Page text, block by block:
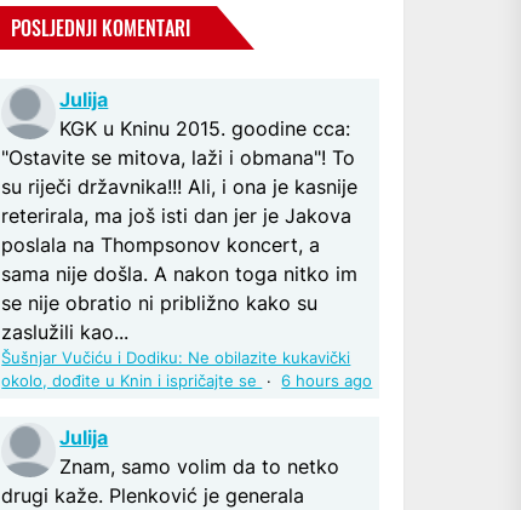
POSLJEDNJI KOMENTARI
Julija
KGK u Kninu 2015. goodine cca:
"Ostavite se mitova, laži i obmana"! To
su riječi državnika!!! Ali, i ona je kasnije
reterirala, ma još isti dan jer je Jakova
poslala na Thompsonov koncert, a
sama nije došla. A nakon toga nitko im
se nije obratio ni približno kako su
zaslužili kao...
Šušnjar Vučiću i Dodiku: Ne obilazite kukavički
okolo, dođite u Knin i ispričajte se
·6 hours ago
Julija
Znam, samo volim da to netko
drugi kaže. Plenković je generala